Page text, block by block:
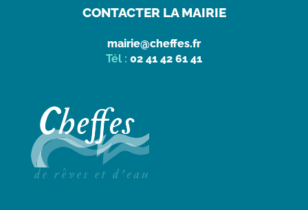
CONTACTER LA MAIRIE
mairie@cheffes.fr
Tél : 02 41 42 61 41